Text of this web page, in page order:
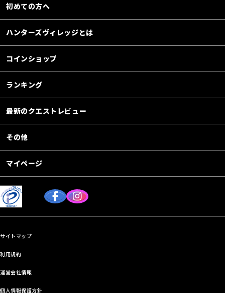
初めての方へ
ハンターズヴィレッジとは
コインショップ
ランキング
最新のクエストレビュー
その他
マイページ
サイトマップ
利用規約
運営会社情報
個人情報保護方針